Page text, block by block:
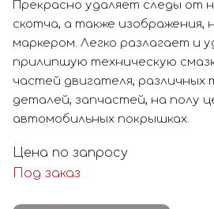
Прекрасно удаляет следы от
скотча, а также изображения,
маркером. Легко разлагает и
прилипшую техническую
частей двигателя, различных
деталей, запчастей, на полу
автомобильных покрышках.
Цена по запросу
Под заказ